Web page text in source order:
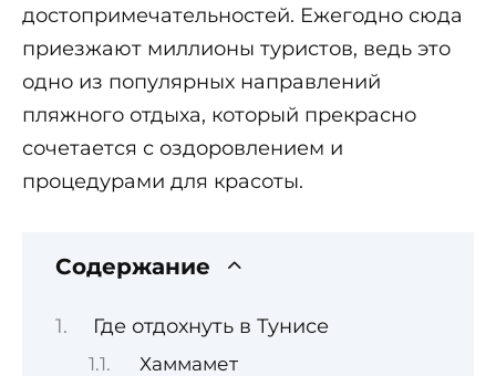
достопримечательностей. Ежегодно сюда
приезжают миллионы туристов, ведь это
одно из популярных направлений
пляжного отдыха, который прекрасно
сочетается с оздоровлением и
процедурами для красоты.
Содержание
Где отдохнуть в Тунисе
Хаммамет